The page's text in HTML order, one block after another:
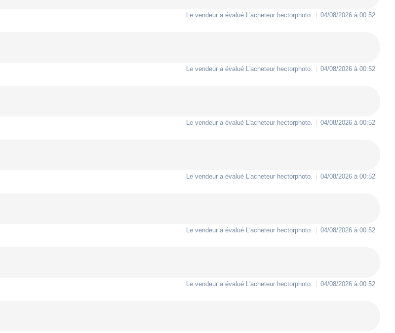
Le vendeur a évalué L'acheteur hectorphoto 04/08/2026 à 00:52
Le vendeur a évalué L'acheteur hectorphoto 04/08/2026 à 00:52
Le vendeur a évalué L'acheteur hectorphoto 04/08/2026 à 00:52
Le vendeur a évalué L'acheteur hectorphoto 04/08/2026 à 00:52
Le vendeur a évalué L'acheteur hectorphoto 04/08/2026 à 00:52
Le vendeur a évalué L'acheteur hectorphoto 04/08/2026 à 00:52